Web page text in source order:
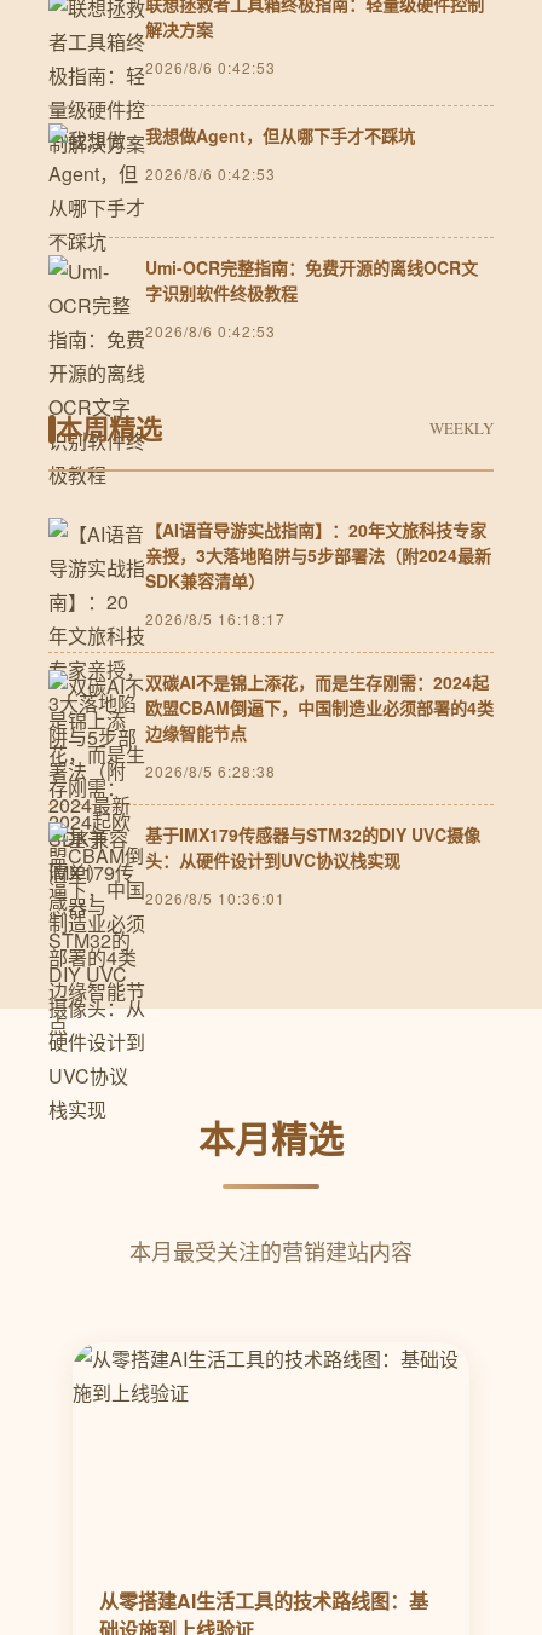
解决方案
2026/8/6 0:42:53
我想做Agent，但从哪下手才不踩坑
2026/8/6 0:42:53
Umi-OCR完整指南：免费开源的离线OCR文
字识别软件终极教程
2026/8/6 0:42:53
本周精选 WEEKLY
【AI语音导游实战指南】：20年文旅科技专家
亲授，3大落地陷阱与5步部署法（附2024最新
SDK兼容清单）
2026/8/5 16:18:17
双碳AI不是锦上添花，而是生存刚需：2024起
欧盟CBAM倒逼下，中国制造业必须部署的4类
边缘智能节点
2026/8/5 6:28:38
基于IMX179传感器与STM32的DIY UVC摄像
头：从硬件设计到UVC协议栈实现
2026/8/5 10:36:01
本月精选
本月最受关注的营销建站内容
从零搭建AI生活工具的技术路线图：基